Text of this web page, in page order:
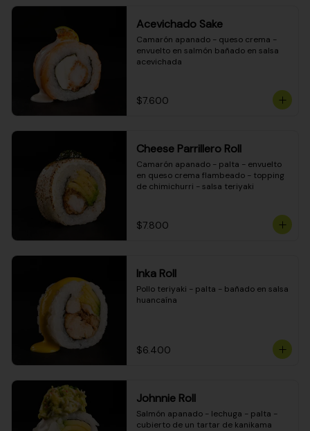
Acevichado Sake
Camarón apanado - queso crema -
envuelto en salmón bañado en salsa
acevichada
$7.600
Cheese Parrillero Roll
Camarón apanado - palta - envuelto
en queso crema flambeado - topping
de chimichurri - salsa teriyaki
$7.800
Inka Roll
Pollo teriyaki - palta - bañado en salsa
huancaína
$6.400
Johnnie Roll
Salmón apanado - lechuga - palta -
cubierto de un tartar de kanikama